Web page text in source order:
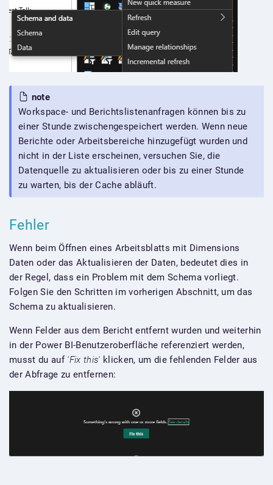
note
Workspace- und Berichtslistenanfragen können bis zu
einer Stunde zwischengespeichert werden. Wenn neue
Berichte oder Arbeitsbereiche hinzugefügt wurden und
nicht in der Liste erscheinen, versuchen Sie, die
Datenquelle zu aktualisieren oder bis zu einer Stunde
zu warten, bis der Cache abläuft.
Fehler
Wenn beim Öffnen eines Arbeitsblatts mit Dimensions
Daten oder das Aktualisieren der Daten, bedeutet dies in
der Regel, dass ein Problem mit dem Schema vorliegt.
Folgen Sie den Schritten im vorherigen Abschnitt, um das
Schema zu aktualisieren.
Wenn Felder aus dem Bericht entfernt wurden und weiterhin
in der Power BI-Benutzeroberfläche referenziert werden,
musst du auf 'Fix this' klicken, um die fehlenden Felder aus
der Abfrage zu entfernen: